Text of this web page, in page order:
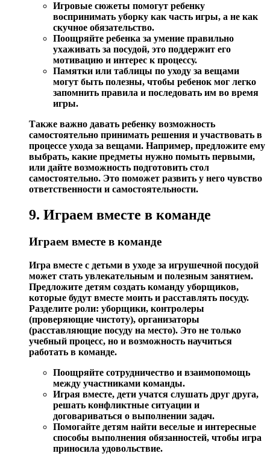
Игровые сюжеты помогут ребенку
воспринимать уборку как часть игры, а не как
скучное обязательство.
Поощряйте ребенка за умение правильно
ухаживать за посудой, это поддержит его
мотивацию и интерес к процессу.
Памятки или таблицы по уходу за вещами
могут быть полезны, чтобы ребенок мог легко
запомнить правила и последовать им во время
игры.
Также важно давать ребенку возможность
самостоятельно принимать решения и участвовать в
процессе ухода за вещами. Например, предложите ему
выбрать, какие предметы нужно помыть первыми,
или дайте возможность подготовить стол
самостоятельно. Это поможет развить у него чувство
ответственности и самостоятельности.
9. Играем вместе в команде
Играем вместе в команде
Игра вместе с детьми в уходе за игрушечной посудой
может стать увлекательным и полезным занятием.
Предложите детям создать команду уборщиков,
которые будут вместе моить и расставлять посуду.
Разделите роли: уборщики, контролеры
(проверяющие чистоту), организаторы
(расставляющие посуду на место). Это не только
учебный процесс, но и возможность научиться
работать в команде.
Поощряйте сотрудничество и взаимопомощь
между участниками команды.
Играя вместе, дети учатся слушать друг друга,
решать конфликтные ситуации и
договариваться о выполнении задач.
Помогайте детям найти веселые и интересные
способы выполнения обязанностей, чтобы игра
приносила удовольствие.